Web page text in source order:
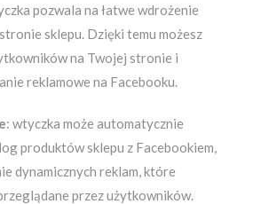
pozwala na łatwe wdrożenie
sklepu. Dzięki temu możesz
na Twojej stronie i
reklamowe na Facebooku.
: wtyczka może automatycznie
produktów sklepu z Facebookiem,
dynamicznych reklam, które
przez użytkowników.